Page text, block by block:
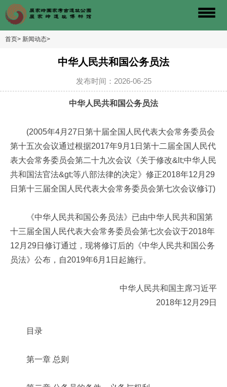
首页> 新闻动态>
中华人民共和国公务员法
发布时间：2026-06-25
中华人民共和国公务员法
(2005年4月27日第十届全国人民代表大会常务委员会
第十五次会议通过根据2017年9月1日第十二届全国人民代
表大会常务委员会第二十九次会议《关于修改&lt;中华人民
共和国法官法&gt;等八部法律的决定》修正2018年12月29
日第十三届全国人民代表大会常务委员会第七次会议修订)
《中华人民共和国公务员法》已由中华人民共和国第
十三届全国人民代表大会常务委员会第七次会议于2018年
12月29日修订通过，现将修订后的《中华人民共和国公务
员法》公布，自2019年6月1日起施行。
中华人民共和国主席习近平
2018年12月29日
目录
第一章 总则